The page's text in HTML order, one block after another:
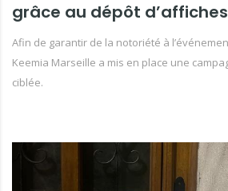
grâce au dépôt
Afin de garantir de la notoriété à
Keemia Marseille a mis en place une
ciblée.